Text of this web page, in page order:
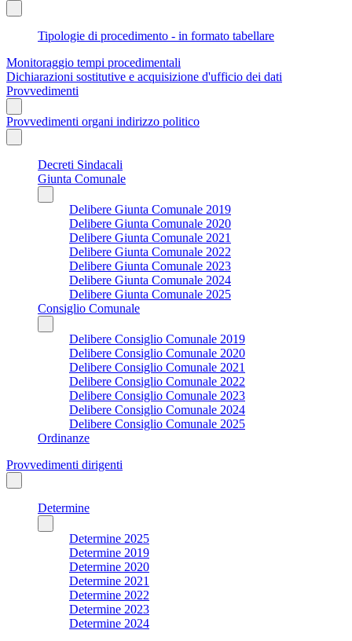
Tipologie di procedimento - in formato tabellare
Monitoraggio tempi procedimentali
Dichiarazioni sostitutive e acquisizione d'ufficio dei dati
Provvedimenti
Provvedimenti organi indirizzo politico
Decreti Sindacali
Giunta Comunale
Delibere Giunta Comunale 2019
Delibere Giunta Comunale 2020
Delibere Giunta Comunale 2021
Delibere Giunta Comunale 2022
Delibere Giunta Comunale 2023
Delibere Giunta Comunale 2024
Delibere Giunta Comunale 2025
Consiglio Comunale
Delibere Consiglio Comunale 2019
Delibere Consiglio Comunale 2020
Delibere Consiglio Comunale 2021
Delibere Consiglio Comunale 2022
Delibere Consiglio Comunale 2023
Delibere Consiglio Comunale 2024
Delibere Consiglio Comunale 2025
Ordinanze
Provvedimenti dirigenti
Determine
Determine 2025
Determine 2019
Determine 2020
Determine 2021
Determine 2022
Determine 2023
Determine 2024